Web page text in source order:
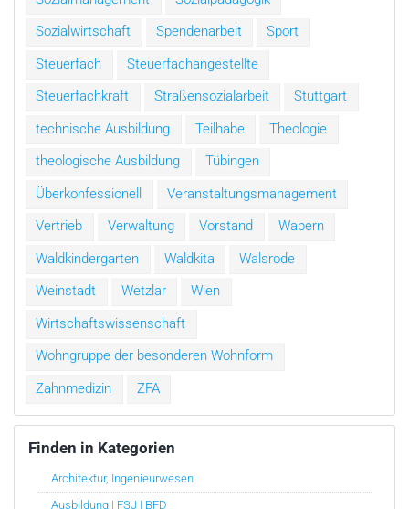
Sozialwirtschaft
Spendenarbeit
Sport
Steuerfach
Steuerfachangestellte
Steuerfachkraft
Straßensozialarbeit
Stuttgart
technische Ausbildung
Teilhabe
Theologie
theologische Ausbildung
Tübingen
Überkonfessionell
Veranstaltungsmanagement
Vertrieb
Verwaltung Vorstand
Wabern
Waldkindergarten
Waldkita
Walsrode
Weinstadt
Wetzlar
Wien
Wirtschaftswissenschaft
Wohngruppe der besonderen Wohnform
Zahnmedizin
ZFA
Finden in Kategorien
Architektur, Ingenieurwesen
Ausbildung | FSJ | BFD